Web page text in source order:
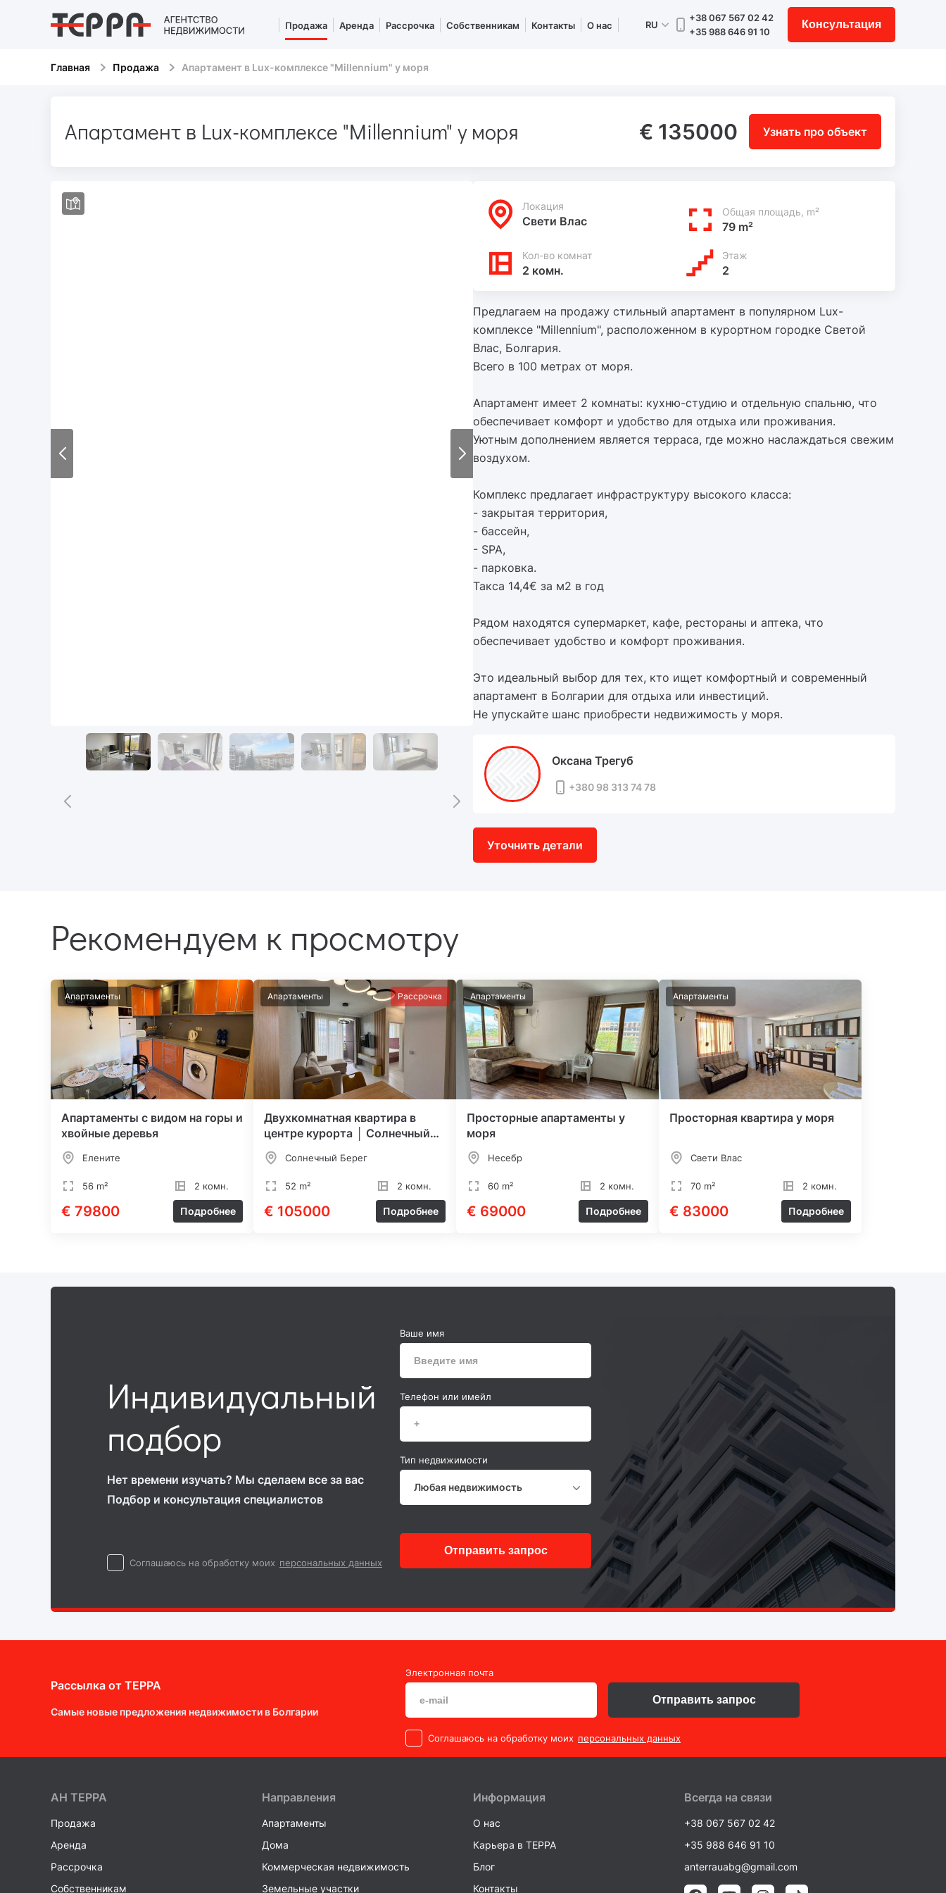
Продажа Аренда Рассрочка Собственникам Контакты О нас RU
+38 067 567 02 42
+35 988 646 91 10
Консультация
Главная Продажа Апартамент в Lux-комплексе "Millennium" у моря
Апартамент в Lux-комплексе "Millennium" у моря € 135000 Узнать про объект
Локация
Свети Влас
Общая площадь, m²
79 m²
Кол-во комнат
2 комн.
Этаж
2
Предлагаем на продажу стильный апартамент в популярном Lux-
комплексе "Millennium", расположенном в курортном городке Светой
Влас, Болгария.
Всего в 100 метрах от моря.
Апартамент имеет 2 комнаты: кухню-студию и отдельную спальню, что
обеспечивает комфорт и удобство для отдыха или проживания.
Уютным дополнением является терраса, где можно наслаждаться свежим
воздухом.
Комплекс предлагает инфраструктуру высокого класса:
- закрытая территория,
- бассейн,
- SPA,
- парковка.
Такса 14,4€ за м2 в год
Рядом находятся супермаркет, кафе, рестораны и аптека, что
обеспечивает удобство и комфорт проживания.
Это идеальный выбор для тех, кто ищет комфортный и современный
апартамент в Болгарии для отдыха или инвестиций.
Не упускайте шанс приобрести недвижимость у моря.
Оксана Трегуб
+380 98 313 74 78
Уточнить детали
Рекомендуем к просмотру
Апартаменты
Апартаменты с видом на горы и
хвойные деревья
Елените
56 m² 2 комн.
€ 79800 Подробнее
Апартаменты Рассрочка
Двухкомнатная квартира в
центре курорта │ Солнечный
берег
Солнечный Берег
52 m² 2 комн.
€ 105000 Подробнее
Апартаменты
Просторные апартаменты у
моря
Несебр
60 m² 2 комн.
€ 69000 Подробнее
Апартаменты
Просторная квартира у моря
Свети Влас
70 m² 2 комн.
€ 83000 Подробнее
Индивидуальный
подбор
Нет времени изучать? Мы сделаем все за вас
Подбор и консультация специалистов
Ваше имя
Телефон или имейл
Тип недвижимости
Любая недвижимость
Отправить запрос
Cоглашаюсь на обработку моих персональных данных
Рассылка от ТEPPA
Самые новые предложения недвижимости в Болгарии
Электронная почта
Cоглашаюсь на обработку моих персональных данных
Отправить запрос
AH ТEPPA
Продажа
Аренда
Рассрочка
Собственникам
Направления
Апартаменты
Дома
Коммерческая недвижимость
Земельные участки
Информация
О нас
Карьера в TEPPA
Блог
Контакты
Всегда на связи
+38 067 567 02 42
+35 988 646 91 10
anterrauabg@gmail.com